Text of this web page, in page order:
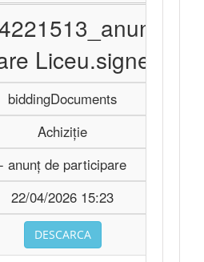
de
Liceu.signed.pdf
biddingDocuments
Achiziție
- anunț de participare
22/04/2026 15:23
DESCARCA